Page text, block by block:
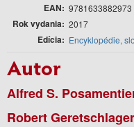
EAN 9781633882973
Rok vydania 2017
Edícia Encyklopédie,
Autor
Alfred S.
Robert Geretschlager